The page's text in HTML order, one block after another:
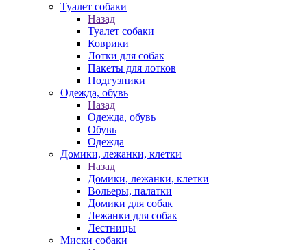
Туалет собаки
Назад
Туалет собаки
Коврики
Лотки для собак
Пакеты для лотков
Подгузники
Одежда, обувь
Назад
Одежда, обувь
Обувь
Одежда
Домики, лежанки, клетки
Назад
Домики, лежанки, клетки
Вольеры, палатки
Домики для собак
Лежанки для собак
Лестницы
Миски собаки